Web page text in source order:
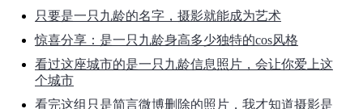
只要是一只九龄的名字，摄影就能成为艺术
惊喜分享：是一只九龄身高多少独特的cos风格
看过这座城市的是一只九龄信息照片，会让你爱上这
个城市
看完这组只是简言微博删除的照片，我才知道摄影是